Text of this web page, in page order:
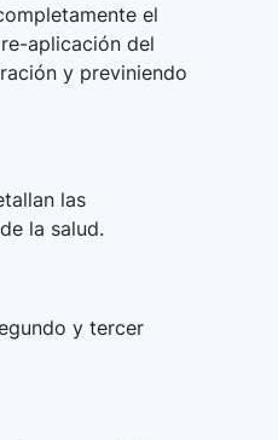
el
aplicación del
y previniendo
las
la salud.
y tercer